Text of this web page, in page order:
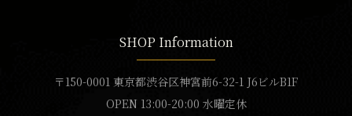
SHOP Information
〒150-0001 東京都渋谷区神宮前6-32-1 J6ビルB1F
OPEN 13:00-20:00 水曜定休